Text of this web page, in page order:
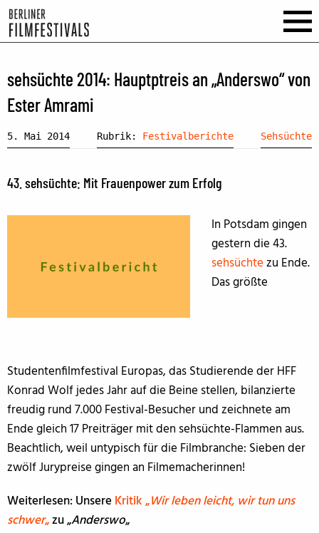
sehsüchte 2014: Hauptptreis an „Anderswo“ von
Ester Amrami
5. Mai 2014 Rubrik: Festivalberichte Sehsüchte
43. sehsüchte: Mit Frauenpower zum Erfolg
In Potsdam gingen
gestern die 43.
sehsüchtezu Ende.
Das größte
Studentenfilmfestival Europas, das Studierende der HFF
Konrad Wolf jedes Jahr auf die Beine stellen, bilanzierte
freudig rund 7.000 Festival-Besucher und zeichnete am
Ende gleich 17 Preiträger mit den sehsüchte-Flammen aus.
Beachtlich, weil untypisch für die Filmbranche: Sieben der
zwölf Jurypreise gingen an Filmemacherinnen!
Weiterlesen: UnsereKritik „Wir leben leicht, wir tun uns
schwer„zu „Anderswo„